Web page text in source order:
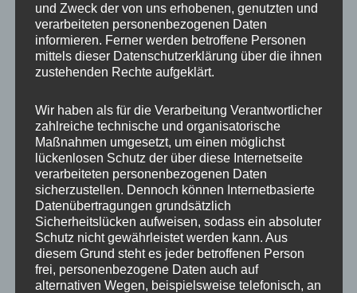
Ähnliche Produkte
CONCAVER CVR1
19×8,5 ET45 5×112
Brushed Titanium
CONCAVER CVR1
19×8 ET40 5×112
Double Tinted Black
und Zweck der von uns erhobenen, genutzten und
verarbeiteten personenbezogenen Daten
informieren. Ferner werden betroffene Personen
mittels dieser Datenschutzerklärung über die ihnen
zustehenden Rechte aufgeklärt.
Wir haben als für die Verarbeitung Verantwortlicher
zahlreiche technische und organisatorische
Maßnahmen umgesetzt, um einen möglichst
lückenlosen Schutz der über diese Internetseite
verarbeiteten personenbezogenen Daten
sicherzustellen. Dennoch können Internetbasierte
Datenübertragungen grundsätzlich
Sicherheitslücken aufweisen, sodass ein absoluter
Schutz nicht gewährleistet werden kann. Aus
diesem Grund steht es jeder betroffenen Person
frei, personenbezogene Daten auch auf
alternativen Wegen, beispielsweise telefonisch, an